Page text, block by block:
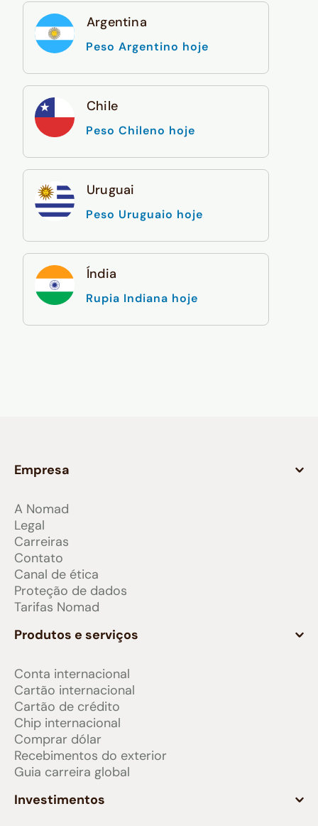
Argentina
Peso Argentino hoje
Chile
Peso Chileno hoje
Uruguai
Peso Uruguaio hoje
Índia
Rupia Indiana hoje
Empresa
A Nomad
Legal
Carreiras
Contato
Canal de ética
Proteção de dados
Tarifas Nomad
Produtos e serviços
Conta internacional
Cartão internacional
Cartão de crédito
Chip internacional
Comprar dólar
Recebimentos do exterior
Guia carreira global
Investimentos